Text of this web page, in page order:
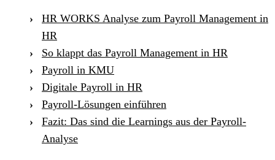
HR WORKS Analyse zum Payroll Management in
HR
So klappt das Payroll Management in HR
Payroll in KMU
Digitale Payroll in HR
Payroll-Lösungen einführen
Fazit: Das sind die Learnings aus der Payroll-
Analyse